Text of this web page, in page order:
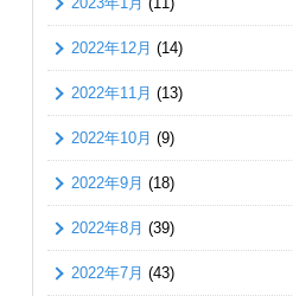
2022年12月 (14)
2022年11月 (13)
2022年10月 (9)
2022年9月 (18)
2022年8月 (39)
2022年7月 (43)